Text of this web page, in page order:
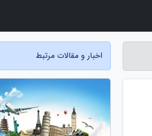
اخبار و مقالات مرتبط